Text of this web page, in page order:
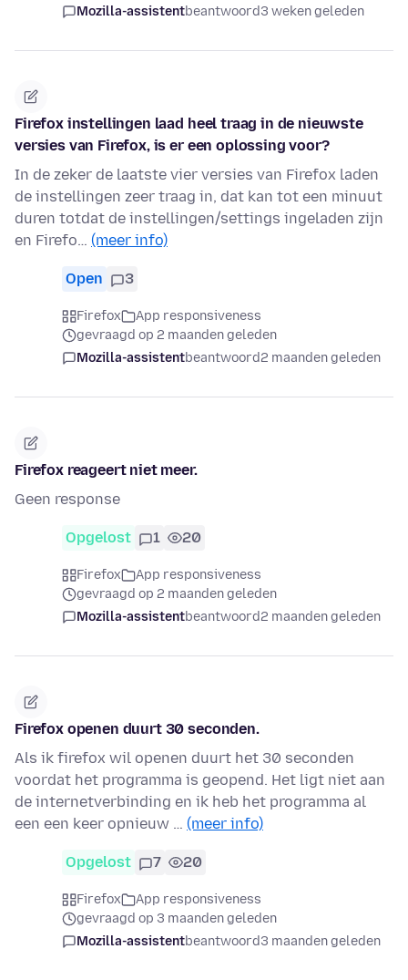
Mozilla-assistentbeantwoord3 weken geleden
Firefox instellingen laad heel traag in de nieuwste
versies van Firefox, is er een oplossing voor?
In de zeker de laatste vier versies van Firefox laden
de instellingen zeer traag in, dat kan tot een minuut
duren totdat de instellingen/settings ingeladen zijn
en Firefo… (meer info)
Open 3
Firefox
App responsiveness
gevraagd op 2 maanden geleden
Mozilla-assistentbeantwoord2 maanden geleden
Firefox reageert niet meer.
Geen response
Opgelost 1 20
Firefox
App responsiveness
gevraagd op 2 maanden geleden
Mozilla-assistentbeantwoord2 maanden geleden
Firefox openen duurt 30 seconden.
Als ik firefox wil openen duurt het 30 seconden
voordat het programma is geopend. Het ligt niet aan
de internetverbinding en ik heb het programma al
een een keer opnieuw … (meer info)
Opgelost 7 20
Firefox
App responsiveness
gevraagd op 3 maanden geleden
Mozilla-assistentbeantwoord3 maanden geleden